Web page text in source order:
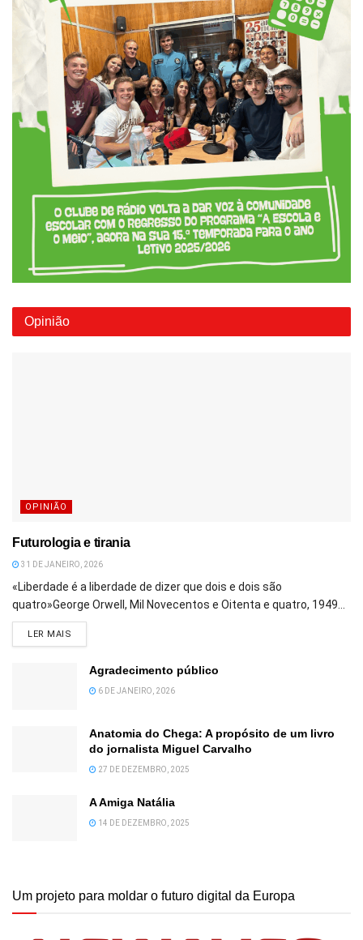
Opinião
OPINIÃO
Futurologia e tirania
31 DE JANEIRO, 2026
«Liberdade é a liberdade de dizer que dois e dois são
quatro»George Orwell, Mil Novecentos e Oitenta e quatro, 1949...
LER MAIS
Agradecimento público
6 DE JANEIRO, 2026
Anatomia do Chega: A propósito de um livro
do jornalista Miguel Carvalho
27 DE DEZEMBRO, 2025
A Amiga Natália
14 DE DEZEMBRO, 2025
Um projeto para moldar o futuro digital da Europa